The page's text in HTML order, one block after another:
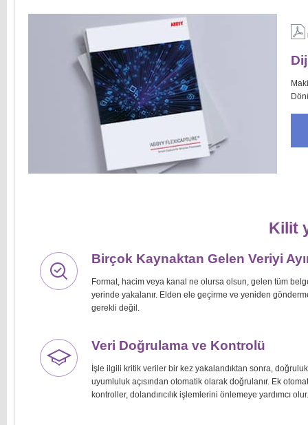
Kilit
Birçok Kaynaktan Gelen Veriyi
Format, hacim veya kanal ne olursa olsun, gelen tüm
yerinde yakalanır. Elden ele geçirme ve yeniden
gerekli değil.
Veri Doğrulama ve Kontrolü
İşle ilgili kritik veriler bir kez yakalandıktan sonra,
uyumluluk açısından otomatik olarak doğrulanır. Ek
kontroller, dolandırıcılık işlemlerini önlemeye yardımcı olur.